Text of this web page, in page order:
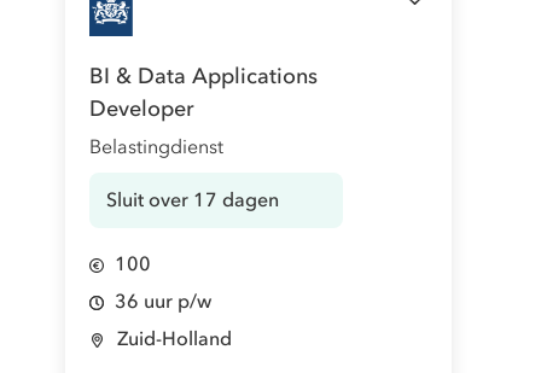
BI & Data Applications
Developer
Belastingdienst
Sluit over 17 dagen
100
36 uur p/w
Zuid-Holland